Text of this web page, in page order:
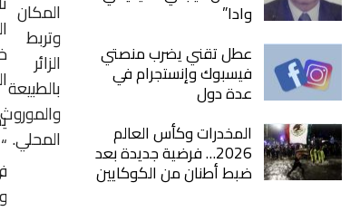
المكان
وتربط
الزائر
بالطبيعة
والموروث
المحلي.
وادا”
عطل تقني يضرب منصتي
فيسبوك وإنستجرام في
عدة دول
المخدرات وكأس العالم
2026… فرضية جديدة بعد
ضبط أطنان من الكوكايين